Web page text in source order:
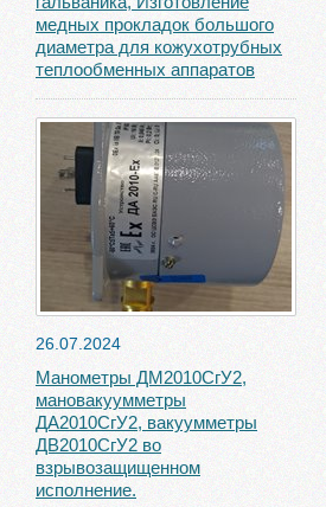
медных прокладок большого
диаметра для кожухотрубных
теплообменных аппаратов
26.07.2024
Манометры ДМ2010СгУ2,
мановакуумметры
ДА2010СгУ2, вакуумметры
ДВ2010СгУ2 во
взрывозащищенном
исполнение.